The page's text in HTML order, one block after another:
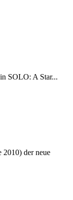
SOLO: A Star...
der neue